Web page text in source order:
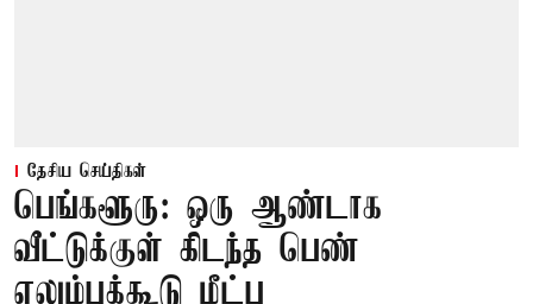
தேசிய செய்திகள்
பெங்களூரு: ஒரு ஆண்டாக
வீட்டுக்குள் கிடந்த பெண்
எலும்புக்கூடு மீட்பு